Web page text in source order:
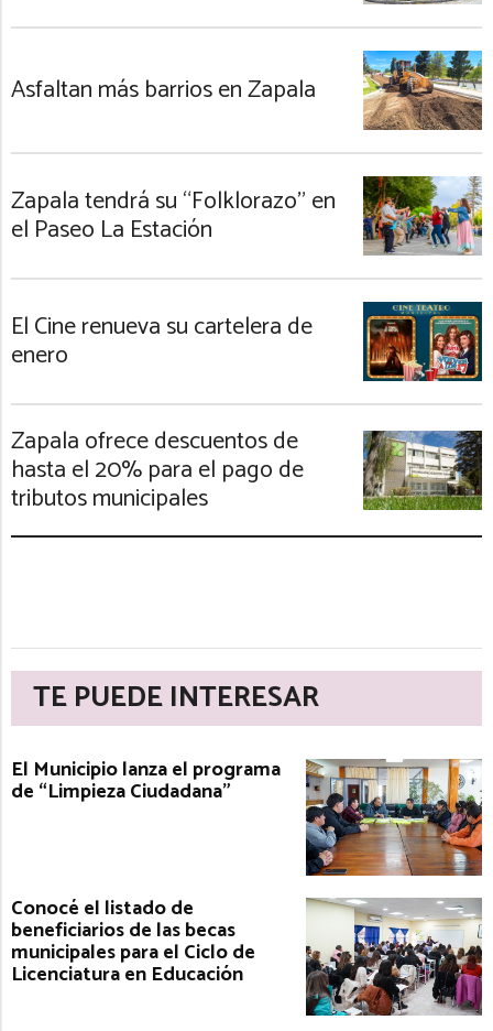
Asfaltan más barrios en Zapala
Zapala tendrá su “Folklorazo” en
el Paseo La Estación
El Cine renueva su cartelera de
enero
Zapala ofrece descuentos de
hasta el 20% para el pago de
tributos municipales
TE PUEDE INTERESAR
El Municipio lanza el programa
de “Limpieza Ciudadana”
Conocé el listado de
beneficiarios de las becas
municipales para el Ciclo de
Licenciatura en Educación